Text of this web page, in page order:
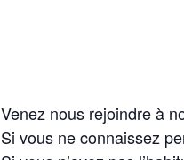
Venez nous rejoindre à
Si vous ne connaissez